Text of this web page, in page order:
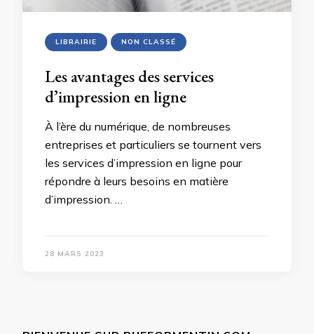
LIBRAIRIE NON CLASSÉ
Les avantages des services
d’impression en ligne
À l’ère du numérique, de nombreuses
entreprises et particuliers se tournent vers
les services d’impression en ligne pour
répondre à leurs besoins en matière
d’impression. …
28 MARS 2023